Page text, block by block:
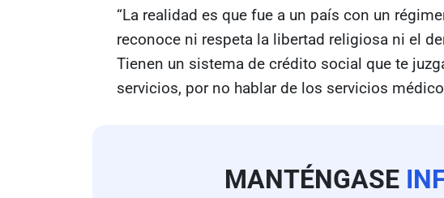
“La realidad es que fue a un país con un
reconoce ni respeta la libertad religiosa ni el
Tienen un sistema de crédito social que te
servicios, por no hablar de los servicios
MANTÉNGASE